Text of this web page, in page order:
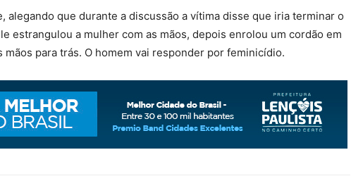
alegando que durante a discussão a vítima disse que iria terminar o
estrangulou a mulher com as mãos, depois enrolou um cordão em
mãos para trás. O homem vai responder por feminicídio.